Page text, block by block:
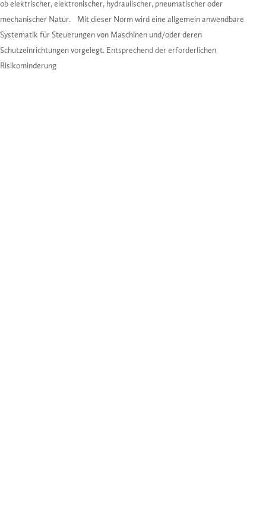
ob elektrischer, elektronischer, hydraulischer, pneumatischer oder
mechanischer Natur. Mit dieser Norm wird eine allgemein anwendbare
Systematik für Steuerungen von Maschinen und/oder deren
Schutzeinrichtungen vorgelegt. Entsprechend der erforderlichen
Risikominderung